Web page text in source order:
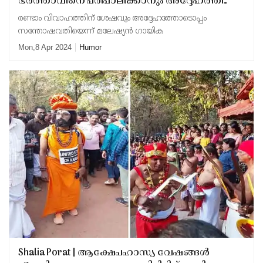
ആഗ്രഹങ്ങള്‍ നിറവേറ്റാനും കഴിയുന്നില്ല'; പുതിയ
പങ്കാളിയെ കണ്ടെത്തി കല്യാണം
കഴിപ്പിച്ചുകൊടുത്ത് ഭാര്യ
രണ്ടാം വിവാഹത്തിന് ശേഷവും അദ്ദേഹത്തോടൊപ്പം
സന്തോഷവതിയെന്ന് മലേഷ്യന്‍ ഗായിക
Mon,8 Apr 2024 Humor
Shalia Porat | ആക്ഷേപഹാസ്യ വേഷങ്ങള്‍